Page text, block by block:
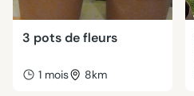
3 pots de fleurs
1 mois 8km